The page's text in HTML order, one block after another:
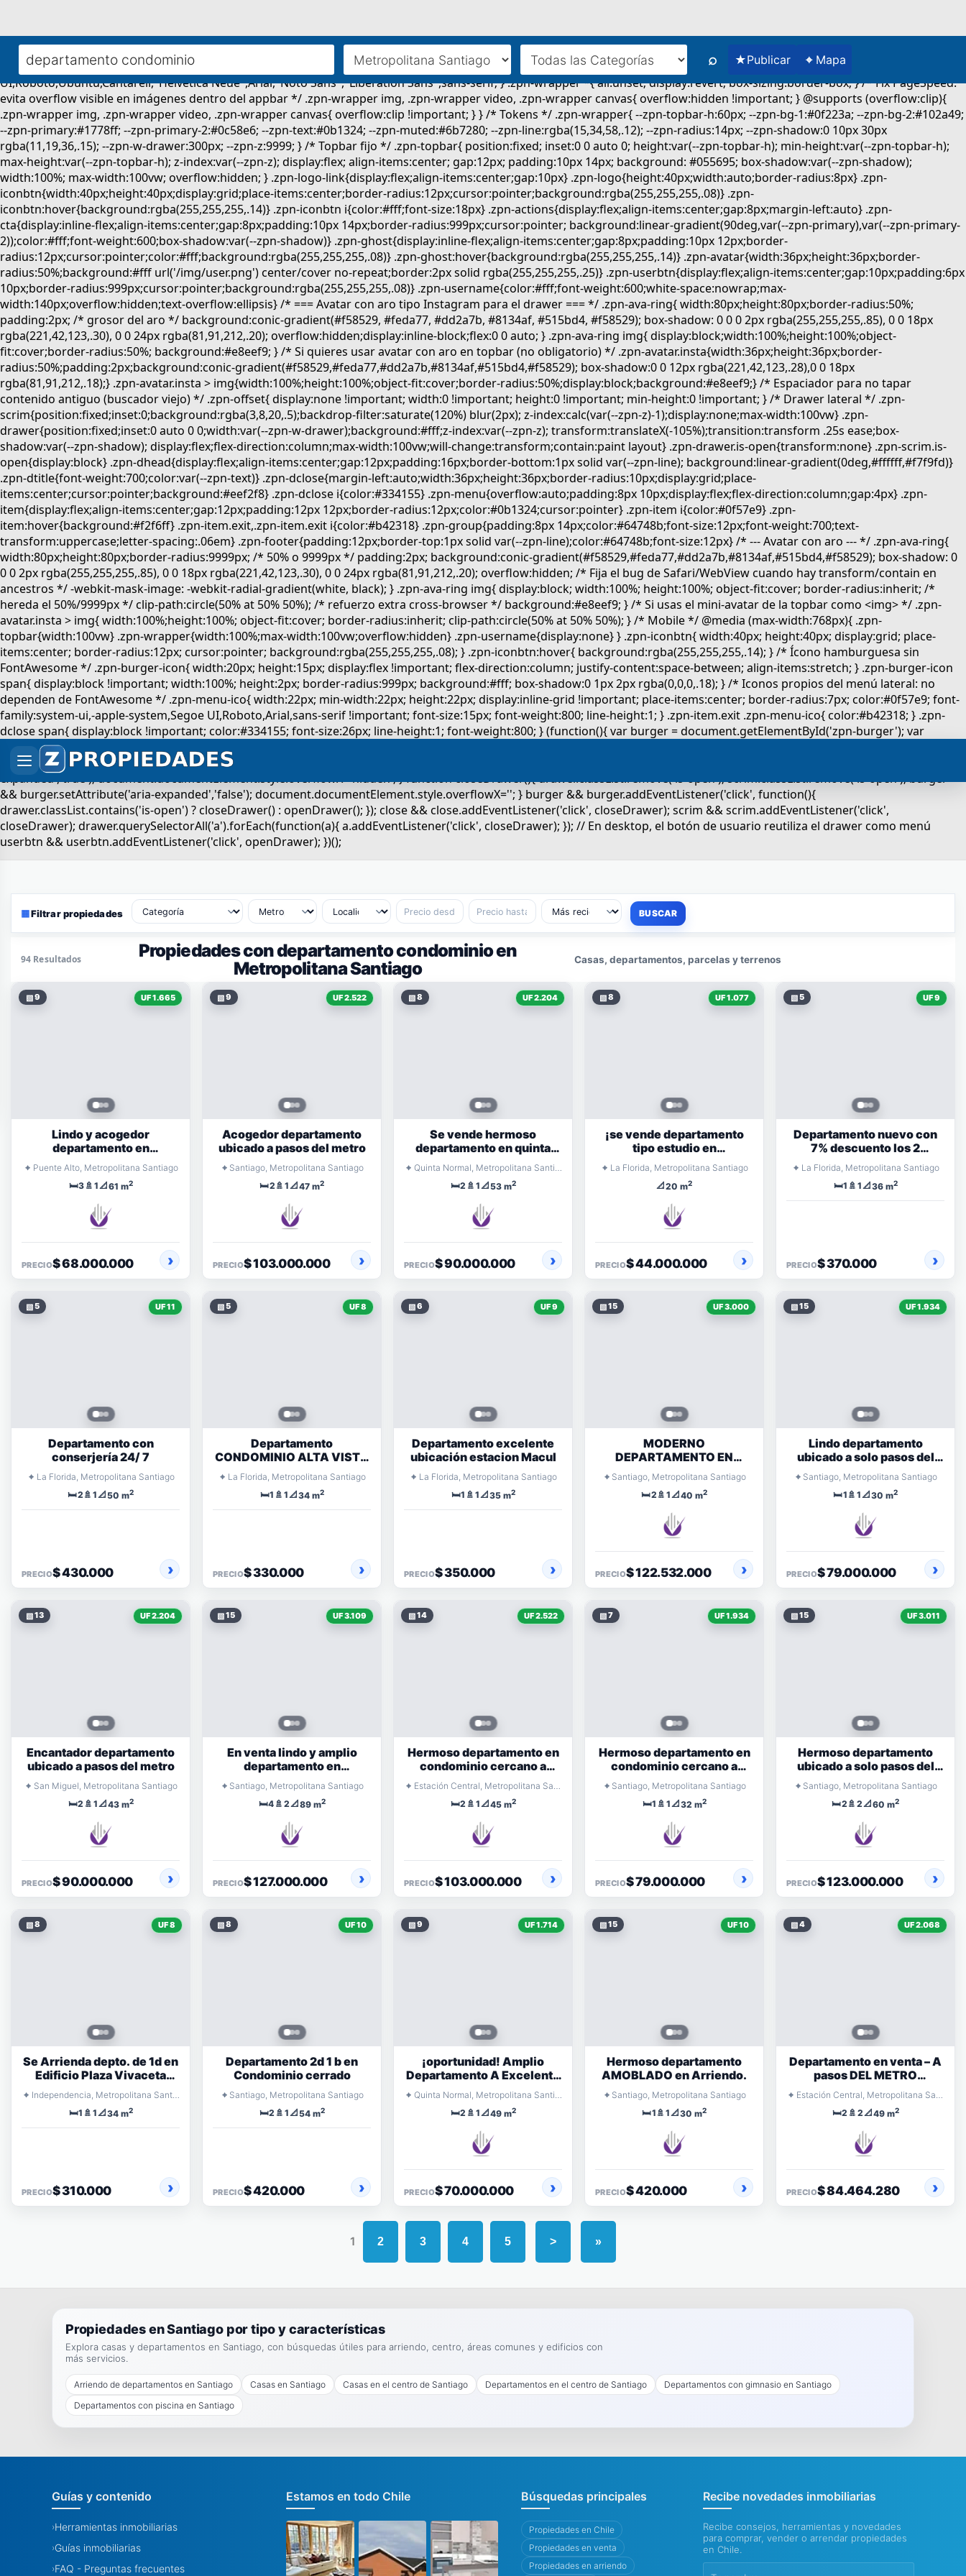
⌕ ★Publicar ⌖ Mapa
▦Filtrar propiedades
94 Resultados
Propiedades con departamento condominio en
Metropolitana Santiago
Casas, departamentos, parcelas y terrenos
▧9 UF 1.665
Lindo y acogedor
departamento en
condominio
⌖ Puente Alto, Metropolitana Santiago
🛏️3 🚿 1📐61 m2
PRECIO$ 68.000.000
▧9 UF 2.522
Acogedor departamento
ubicado a pasos del metro
⌖ Santiago, Metropolitana Santiago
🛏️2 🚿 1📐47 m2
PRECIO$ 103.000.000
▧8 UF 2.204
Se vende hermoso
departamento en quinta
normal
⌖ Quinta Normal, Metropolitana Santiago
🛏️2 🚿 1📐53 m2
PRECIO$ 90.000.000
▧8 UF 1.077
¡se vende departamento
tipo estudio en
condominio!
⌖ La Florida, Metropolitana Santiago
📐20 m2
PRECIO$ 44.000.000
▧5 UF 9
Departamento nuevo con
7% descuento los 2
primeros meses
⌖ La Florida, Metropolitana Santiago
🛏️1 🚿 1📐36 m2
PRECIO$ 370.000
▧5 UF 11
Departamento con
conserjería 24/ 7
⌖ La Florida, Metropolitana Santiago
🛏️2 🚿 1📐50 m2
PRECIO$ 430.000
▧5 UF 8
Departamento
CONDOMINIO ALTA VISTA
VICENTE VALDES
⌖ La Florida, Metropolitana Santiago
🛏️1 🚿 1📐34 m2
PRECIO$ 330.000
▧6 UF 9
Departamento excelente
ubicación estacion Macul
⌖ La Florida, Metropolitana Santiago
🛏️1 🚿 1📐35 m2
PRECIO$ 350.000
▧15 UF 3.000
MODERNO
DEPARTAMENTO EN
VENTA – A PASOS DEL
PARQUE BUSTAMANTE
⌖ Santiago, Metropolitana Santiago
🛏️2 🚿 1📐40 m2
PRECIO$ 122.532.000
▧15 UF 1.934
Lindo departamento
ubicado a solo pasos del
metro
⌖ Santiago, Metropolitana Santiago
🛏️1 🚿 1📐30 m2
PRECIO$ 79.000.000
▧13 UF 2.204
Encantador departamento
ubicado a pasos del metro
⌖ San Miguel, Metropolitana Santiago
🛏️2 🚿 1📐43 m2
PRECIO$ 90.000.000
▧15 UF 3.109
En venta lindo y amplio
departamento en
condominio
⌖ Santiago, Metropolitana Santiago
🛏️4 🚿 2📐89 m2
PRECIO$ 127.000.000
▧14 UF 2.522
Hermoso departamento en
condominio cercano a
metro
⌖ Estación Central, Metropolitana Santiago
🛏️2 🚿 1📐45 m2
PRECIO$ 103.000.000
▧7 UF 1.934
Hermoso departamento en
condominio cercano a
metro
⌖ Santiago, Metropolitana Santiago
🛏️1 🚿 1📐32 m2
PRECIO$ 79.000.000
▧15 UF 3.011
Hermoso departamento
ubicado a solo pasos del
metro
⌖ Santiago, Metropolitana Santiago
🛏️2 🚿 2📐60 m2
PRECIO$ 123.000.000
▧8 UF 8
Se Arrienda depto. de 1d en
Edificio Plaza Vivaceta
ubicado en Vivaceta 1190
⌖ Independencia, Metropolitana Santiago
🛏️1 🚿 1📐34 m2
PRECIO$ 310.000
▧8 UF 10
Departamento 2d 1 b en
Condominio cerrado
⌖ Santiago, Metropolitana Santiago
🛏️2 🚿 1📐54 m2
PRECIO$ 420.000
▧9 UF 1.714
¡oportunidad! Amplio
Departamento A Excelente
Precio
⌖ Quinta Normal, Metropolitana Santiago
🛏️2 🚿 1📐49 m2
PRECIO$ 70.000.000
▧15 UF 10
Hermoso departamento
AMOBLADO en Arriendo.
⌖ Santiago, Metropolitana Santiago
🛏️1 🚿 1📐30 m2
PRECIO$ 420.000
▧4 UF 2.068
Departamento en venta – A
pasos DEL METRO
ECUADOR
⌖ Estación Central, Metropolitana Santiago
🛏️2 🚿 2📐49 m2
PRECIO$ 84.464.280
1 2 3 4 5 > »
Propiedades en Santiago por tipo y características
Explora casas y departamentos en Santiago, con búsquedas útiles para arriendo, centro, áreas comunes y edificios con
más servicios.
Arriendo de departamentos en Santiago Casas en Santiago Casas en el centro de Santiago Departamentos en el centro de Santiago
Departamentos con gimnasio en Santiago
Departamentos con piscina en Santiago
Guías y contenido
›Herramientas inmobiliarias
›Guías inmobiliarias
›FAQ - Preguntas frecuentes
Estamos en todo Chile Búsquedas principales
Propiedades en Chile
Propiedades en venta
Propiedades en arriendo
Recibe novedades inmobiliarias
Recibe consejos, herramientas y novedades
para comprar, vender o arrendar propiedades
en Chile.